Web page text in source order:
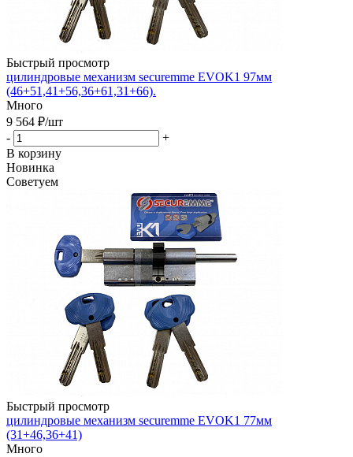
Быстрый просмотр
цилиндровые механизм securemme EVOK1 97мм
(46+51,41+56,36+61,31+66).
Много
9 564 ₽/шт
-
+
В корзину
Новинка
Советуем
Быстрый просмотр
цилиндровые механизм securemme EVOK1 77мм
(31+46,36+41)
Много